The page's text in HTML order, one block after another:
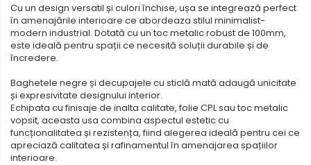
Cu un design versatil și culori închise, ușa se integrează perfect
în amenajările interioare ce abordeaza stilul minimalist-
modern industrial. Dotată cu un toc metalic robust de 100mm,
este ideală pentru spații ce necesită soluții durabile și de
încredere.
Baghetele negre și decupajele cu sticlă mată adaugă unicitate
și expresivitate designului interior.
Echipata cu finisaje de inalta calitate, folie CPL sau toc metalic
vopsit, aceasta usa combina aspectul estetic cu
funcționalitatea și rezistența, fiind alegerea ideală pentru cei ce
apreciază calitatea și rafinamentul în amenajarea spațiilor
interioare.